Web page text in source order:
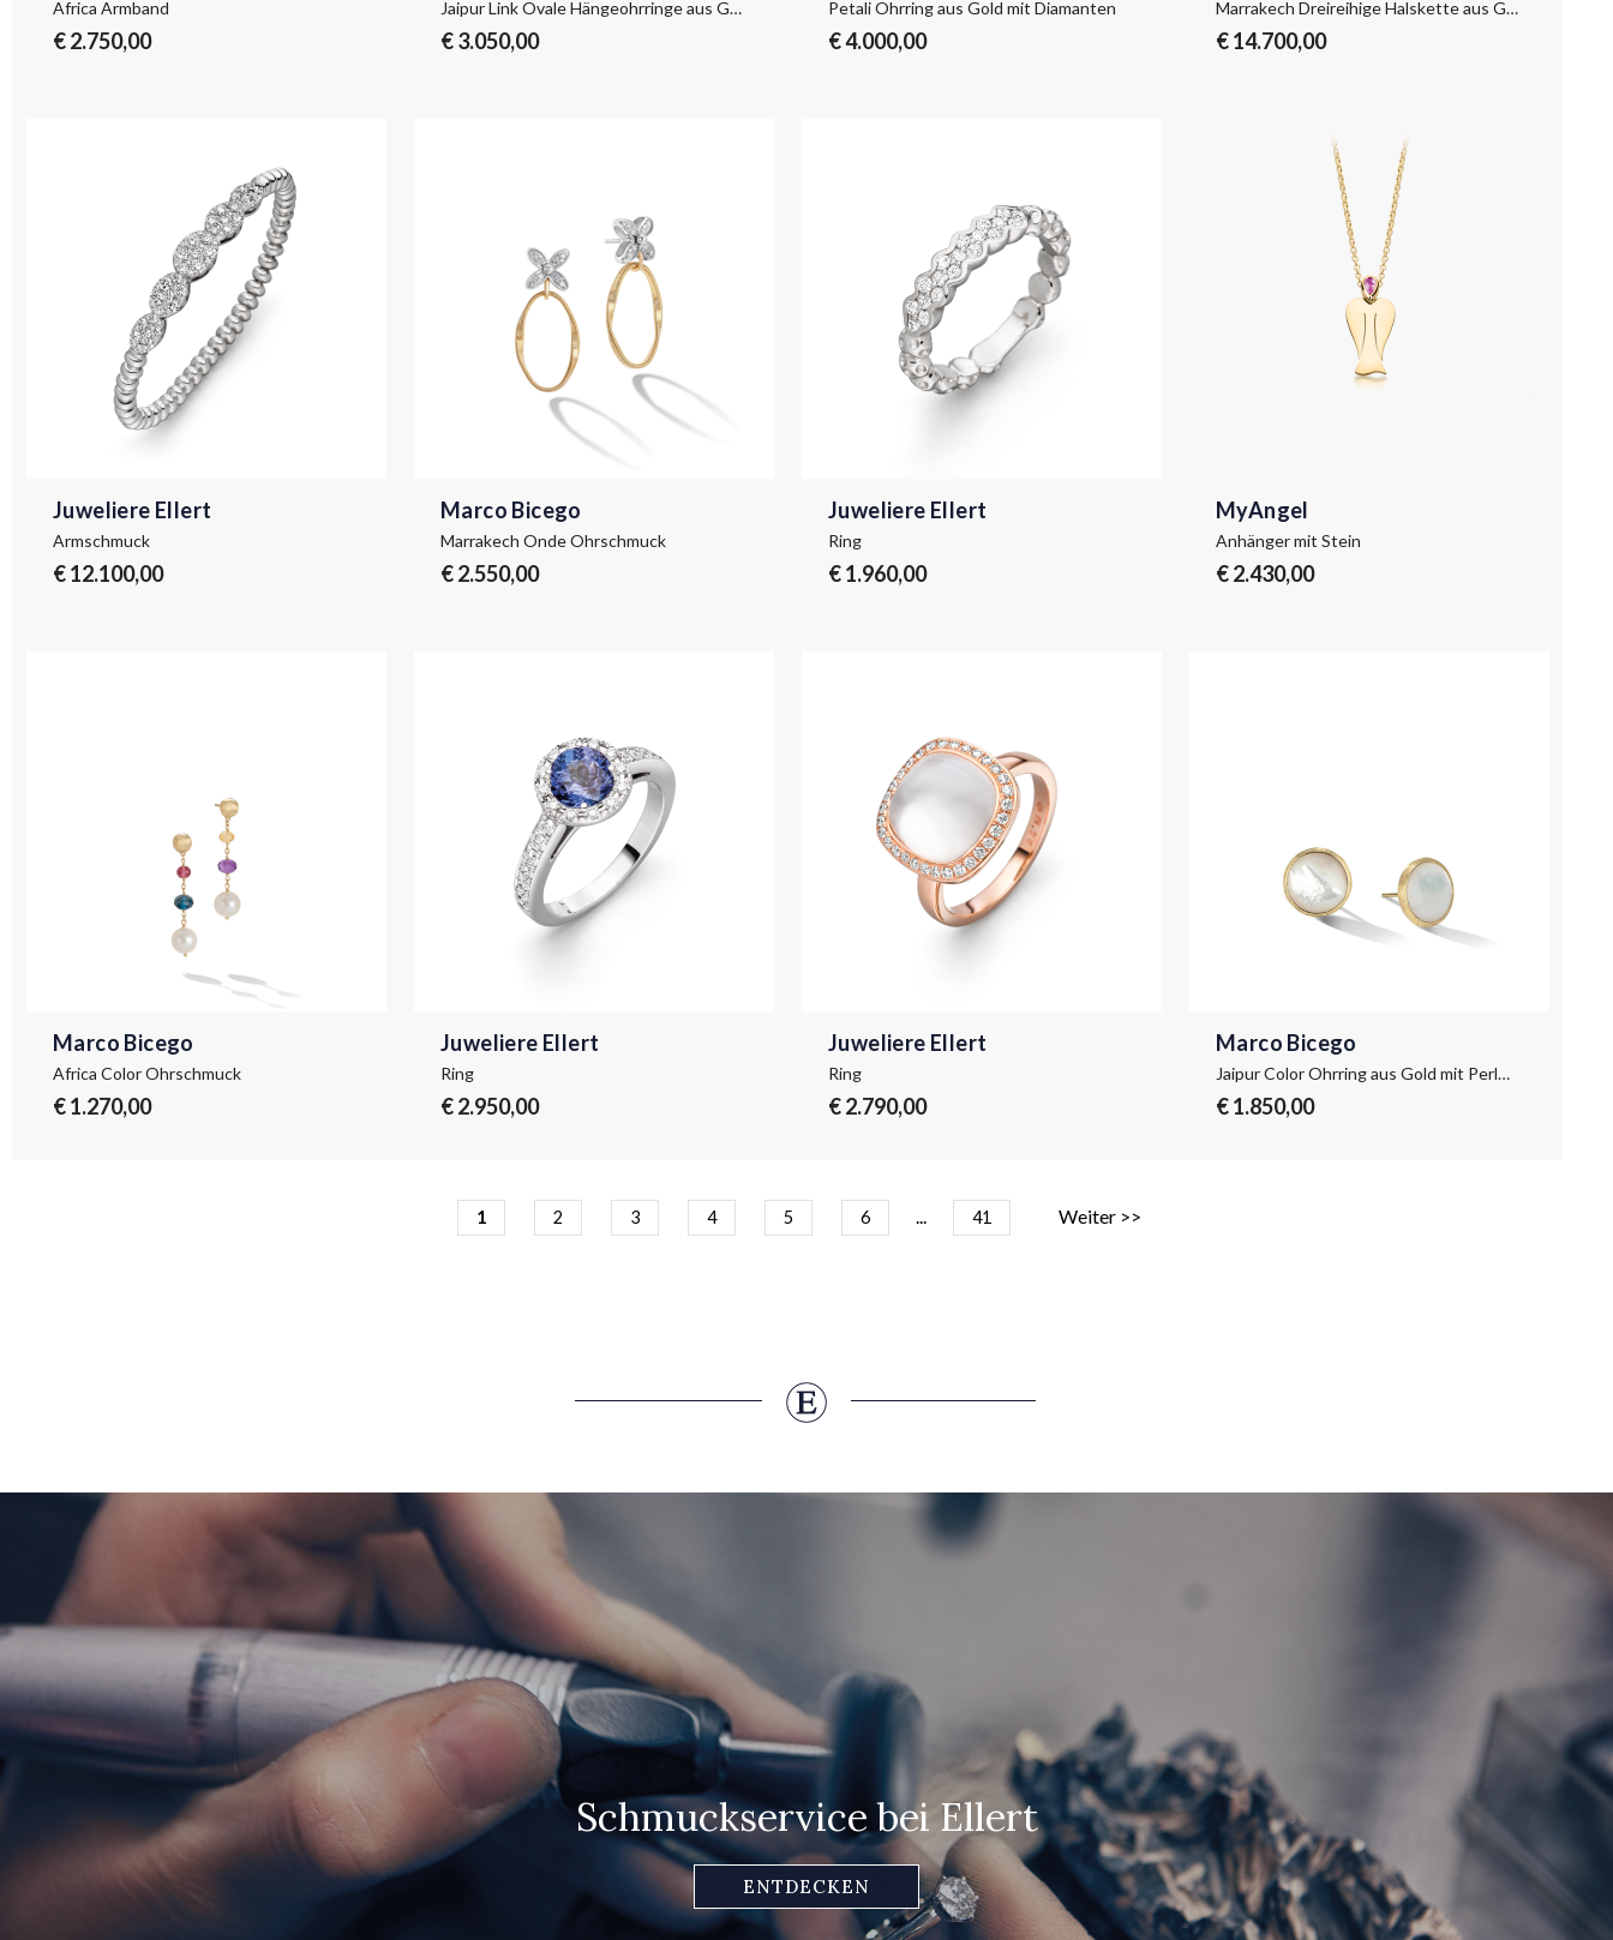
Africa Armband
€ 2.750,00
Jaipur Link Ovale Hängeohrringe aus Gold mit Haken aus Diamanten
€ 3.050,00
Petali Ohrring aus Gold mit Diamanten
€ 4.000,00
Marrakech Dreireihige Halskette aus Gelbgold mit eingesetzten Diamanten
€ 14.700,00
Juweliere Ellert
Armschmuck
€ 12.100,00
Marco Bicego
Marrakech Onde Ohrschmuck
€ 2.550,00
Juweliere Ellert
Ring
€ 1.960,00
MyAngel
Anhänger mit Stein
€ 2.430,00
Marco Bicego
Africa Color Ohrschmuck
€ 1.270,00
Juweliere Ellert
Ring
€ 2.950,00
Juweliere Ellert
Ring
€ 2.790,00
Marco Bicego
Jaipur Color Ohrring aus Gold mit Perlmutt, groß
€ 1.850,00
1 2 3 4 5 6 ... 41 Weiter >>
Schmuckservice bei Ellert
ENTDECKEN